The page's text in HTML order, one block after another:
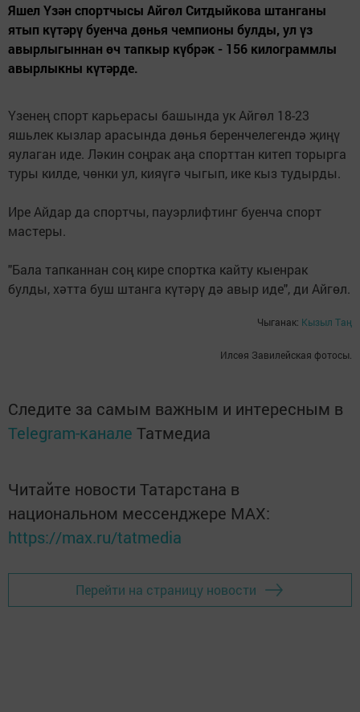
Яшел Үзән спортчысы Айгөл Ситдыйкова штанганы
ятып күтәрү буенча дөнья чемпионы булды, ул үз
авырлыгыннан өч тапкыр күбрәк - 156 килограммлы
авырлыкны күтәрде.
Үзенең спорт карьерасы башында ук Айгөл 18-23
яшьлек кызлар арасында дөнья беренчелегендә җиңү
яулаган иде. Ләкин соңрак аңа спорттан китеп торырга
туры килде, чөнки ул, кияүгә чыгып, ике кыз тудырды.
Ире Айдар да спортчы, пауэрлифтинг буенча спорт
мастеры.
"Бала тапканнан соң кире спортка кайту кыенрак
булды, хәтта буш штанга күтәрү дә авыр иде", ди Айгөл.
Чыганак: Кызыл Таң
Илсөя Завилейская фотосы.
Следите за самым важным и интересным в
Telegram-канале Татмедиа
Читайте новости Татарстана в
национальном мессенджере MАХ:
https://max.ru/tatmedia
Перейти на страницу новости